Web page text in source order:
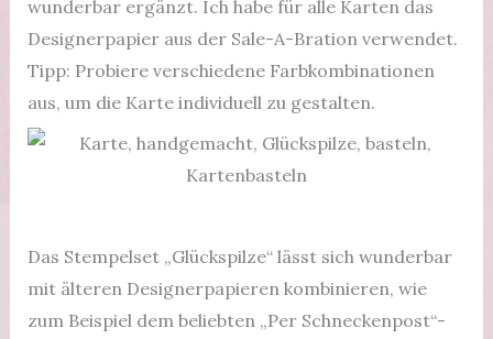
wunderbar ergänzt. Ich habe für alle Karten das
Designerpapier aus der Sale-A-Bration verwendet.
Tipp: Probiere verschiedene Farbkombinationen
aus, um die Karte individuell zu gestalten.
Das Stempelset „Glückspilze“ lässt sich wunderbar
mit älteren Designerpapieren kombinieren, wie
zum Beispiel dem beliebten „Per Schneckenpost“-